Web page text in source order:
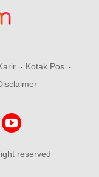
Kotak Pos
reserved